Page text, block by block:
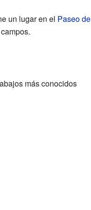
un lugar en el Paseo de
más conocidos